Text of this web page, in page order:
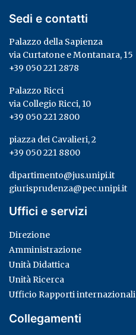
Sedi e contatti
Palazzo della Sapienza
via Curtatone e Montanara, 15
+39 050 221 2878
Palazzo Ricci
via Collegio Ricci, 10
+39 050 221 2800
piazza dei Cavalieri, 2
+39 050 221 8800
dipartimento@jus.unipi.it
giurisprudenza@pec.unipi.it
Uffici e servizi
Direzione
Amministrazione
Unità Didattica
Unità Ricerca
Ufficio Rapporti internazionali
Collegamenti